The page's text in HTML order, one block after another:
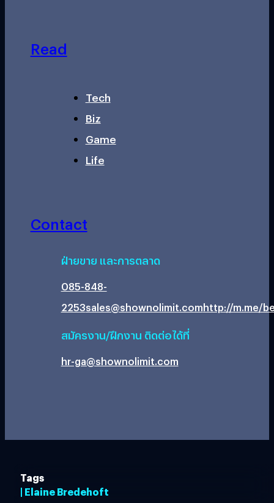
Read
Tech
Biz
Game
Life
Contact
ฝ่ายขาย และการตลาด
085-848-
2253sales@shownolimit.comhttp://m.me/
สมัครงาน/ฝึกงาน ติดต่อได้ที่
hr-ga@shownolimit.com
Tags
| Elaine Bredehoft